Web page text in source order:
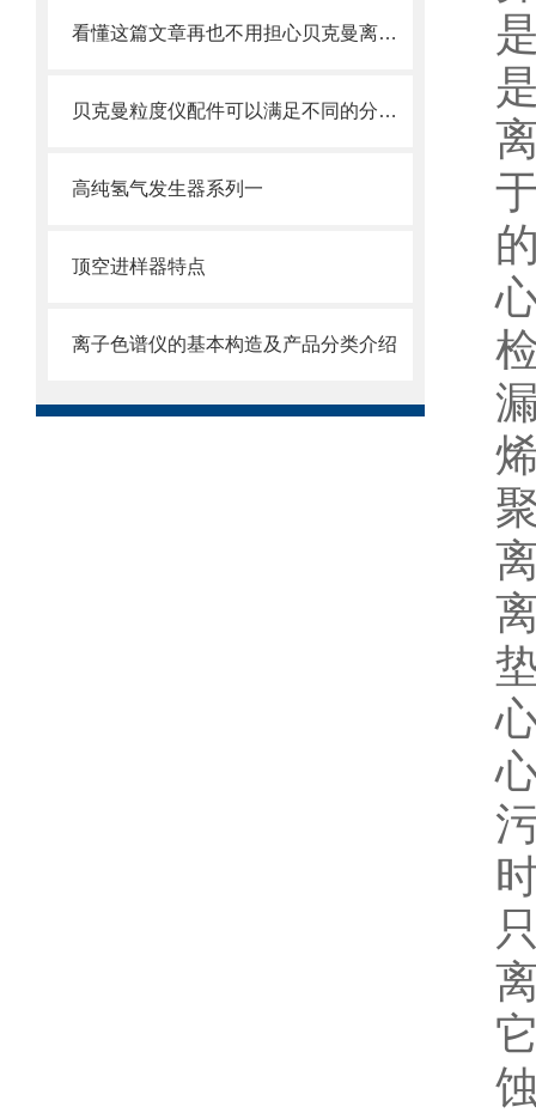
看懂这篇文章再也不用担心贝克曼离心管破裂了
贝克曼粒度仪配件可以满足不同的分析要求
高纯氢气发生器系列一
顶空进样器特点
离子色谱仪的基本构造及产品分类介绍